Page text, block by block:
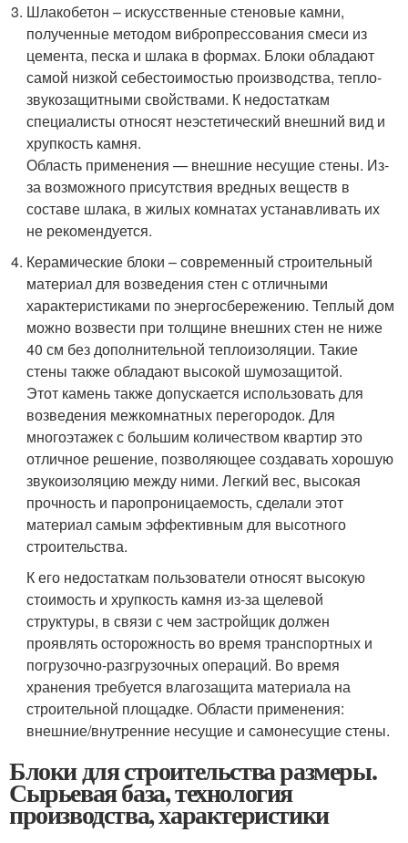
Шлакобетон – искусственные стеновые камни,
полученные методом вибропрессования смеси из
цемента, песка и шлака в формах. Блоки обладают
самой низкой себестоимостью производства, тепло-
звукозащитными свойствами. К недостаткам
специалисты относят неэстетический внешний вид и
хрупкость камня.
Область применения — внешние несущие стены. Из-
за возможного присутствия вредных веществ в
составе шлака, в жилых комнатах устанавливать их
не рекомендуется.
Керамические блоки – современный строительный
материал для возведения стен с отличными
характеристиками по энергосбережению. Теплый дом
можно возвести при толщине внешних стен не ниже
40 см без дополнительной теплоизоляции. Такие
стены также обладают высокой шумозащитой.
Этот камень также допускается использовать для
возведения межкомнатных перегородок. Для
многоэтажек с большим количеством квартир это
отличное решение, позволяющее создавать хорошую
звукоизоляцию между ними. Легкий вес, высокая
прочность и паропроницаемость, сделали этот
материал самым эффективным для высотного
строительства.
К его недостаткам пользователи относят высокую
стоимость и хрупкость камня из-за щелевой
структуры, в связи с чем застройщик должен
проявлять осторожность во время транспортных и
погрузочно-разгрузочных операций. Во время
хранения требуется влагозащита материала на
строительной площадке. Области применения:
внешние/внутренние несущие и самонесущие стены.
Блоки для строительства размеры.
Сырьевая база, технология
производства, характеристики